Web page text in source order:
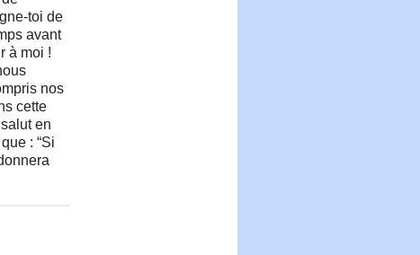
toi de
avant
à moi !
nos
cette
en
: “Si